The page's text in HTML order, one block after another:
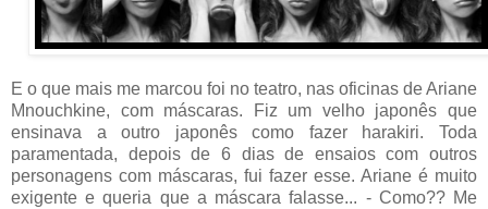
E o que mais me marcou foi no teatro, nas oficinas de Ariane
Mnouchkine, com máscaras. Fiz um velho japonês que
ensinava a outro japonês como fazer harakiri. Toda
paramentada, depois de 6 dias de ensaios com outros
personagens com máscaras, fui fazer esse. Ariane é muito
exigente e queria que a máscara falasse... - Como?? Me